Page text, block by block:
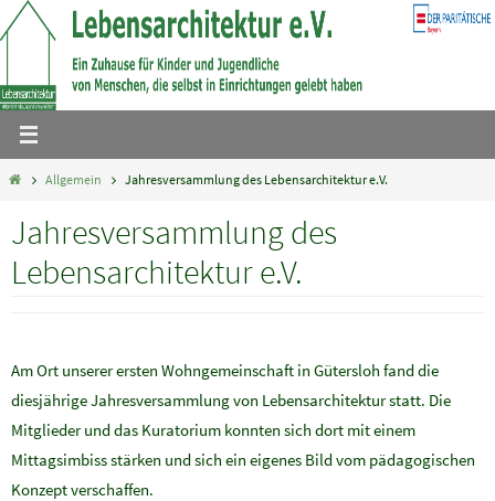
Zum
Inhalt
HomeAllgemein Jahresversammlung des Lebensarchitektur e.V.
Jahresversammlung des
Lebensarchitektur e.V.
Am Ort unserer ersten Wohngemeinschaft in Gütersloh fand die
diesjährige Jahresversammlung von Lebensarchitektur statt. Die
Mitglieder und das Kuratorium konnten sich dort mit einem
Mittagsimbiss stärken und sich ein eigenes Bild vom pädagogischen
Konzept verschaffen.